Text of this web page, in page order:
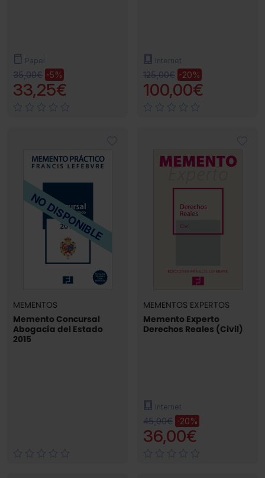
Papel
35,00€ -5%
33,25€
Internet
125,00€ -20%
100,00€
NO DISPONIBLE
MEMENTOS
Memento Concursal
Abogacía del Estado
2015
MEMENTOS EXPERTOS
Memento Experto
Derechos Reales (Civil)
Internet
45,00€ -20%
36,00€